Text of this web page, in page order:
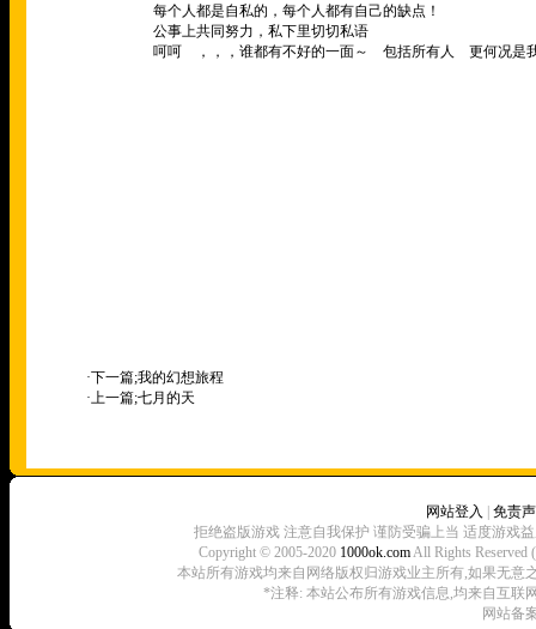
每个人都是自私的，每个人都有自己的缺点！
公事上共同努力，私下里切切私语
呵呵 ，，，谁都有不好的一面～ 包括所有人 更何况是
·下一篇;我的幻想旅程
·上一篇;七月的天
网站登入
免责
拒绝盗版游戏 注意自我保护 谨防受骗上当 适度游戏
Copyright © 2005-2020 1000ok.comAll Rights
本站所有游戏均来自网络版权归游戏业主所有,如果无意
*注释: 本站公布所有游戏信息,均来自互联
网站备